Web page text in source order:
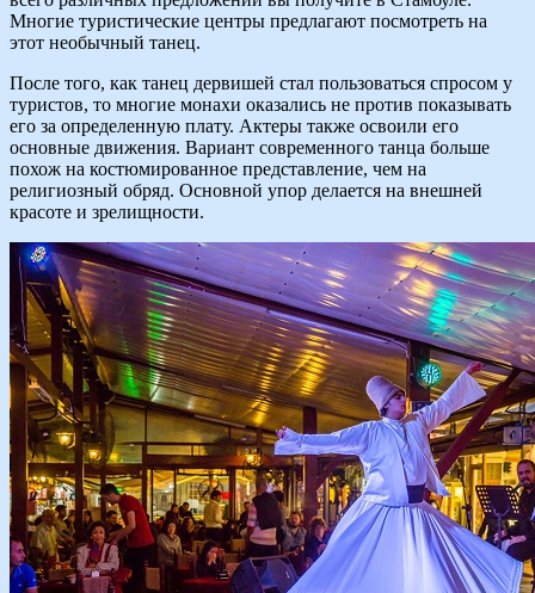
Многие туристические центры предлагают посмотреть на
этот необычный танец.
После того, как танец дервишей стал пользоваться спросом у
туристов, то многие монахи оказались не против показывать
его за определенную плату. Актеры также освоили его
основные движения. Вариант современного танца больше
похож на костюмированное представление, чем на
религиозный обряд. Основной упор делается на внешней
красоте и зрелищности.